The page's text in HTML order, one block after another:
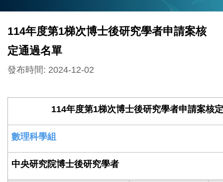
114年度第1梯次博士後研究學者申請案核
定通過名單
發布時間: 2024-12-02
114年度第1梯次博士後研究學者申請案核
數理科學組
中央研究院博士後研究學者